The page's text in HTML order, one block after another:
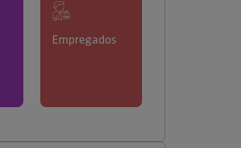
Empregados